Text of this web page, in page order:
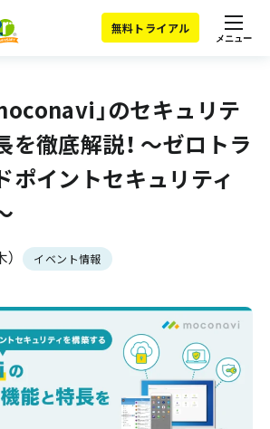
無料トライアル
メニュー
」のセキュリテ
を徹底解説！ ～ゼロトラ
ポイントセキュリティ
イベント情報